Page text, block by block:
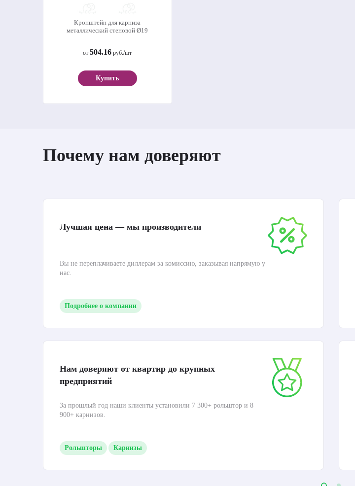
Кронштейн для карниза
металлический стеновой Ø19
от504.16 руб./шт
Купить
Почему нам доверяют
Лучшая цена — мы производители
Вы не переплачиваете диллерам за комиссию, заказывая напрямую у
нас.
Подробнее о компании
Нам доверяют от квартир до крупных
предприятий
За прошлый год наши клиенты установили 7 300+ рольштор и 8
900+ карнизов.
Рольшторы Карнизы